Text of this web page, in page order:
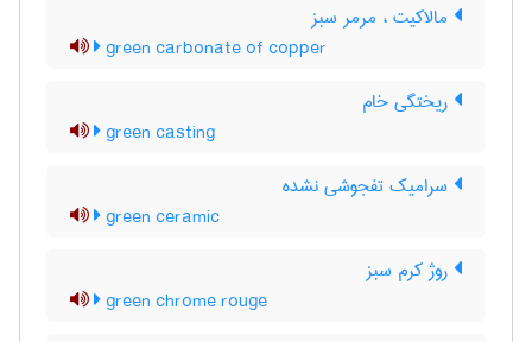
مالاکیت ، مرمر سبز
green carbonate of copper
ریختگی خام
green casting
سرامیک تفجوشی نشده
green ceramic
روژ کرم سبز
green chrome rouge